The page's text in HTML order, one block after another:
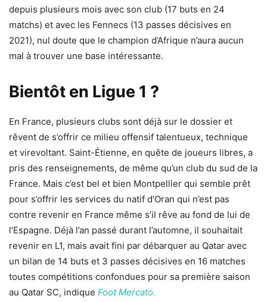
depuis plusieurs mois avec son club (17 buts en 24
matchs) et avec les Fennecs (13 passes décisives en
2021), nul doute que le champion d’Afrique n’aura aucun
mal à trouver une base intéressante.
Bientôt en Ligue 1 ?
En France, plusieurs clubs sont déjà sur le dossier et
rêvent de s’offrir ce milieu offensif talentueux, technique
et virevoltant. Saint-Étienne, en quête de joueurs libres, a
pris des renseignements, de même qu’un club du sud de la
France. Mais c’est bel et bien Montpellier qui semble prêt
pour s’offrir les services du natif d’Oran qui n’est pas
contre revenir en France même s’il rêve au fond de lui de
l’Espagne. Déjà l’an passé durant l’automne, il souhaitait
revenir en L1, mais avait fini par débarquer au Qatar avec
un bilan de 14 buts et 3 passes décisives en 16 matches
toutes compétitions confondues pour sa première saison
au Qatar SC, indique Foot Mercato.